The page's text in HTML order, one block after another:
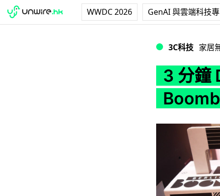
WWDC 2026 GenAI 與雲端科技
3C科技 家居
3 分鐘